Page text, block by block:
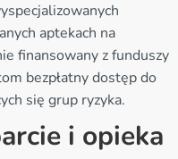
aptekach na
finansowany z funduszy
bezpłatny dostęp do
się grup ryzyka.
i opieka